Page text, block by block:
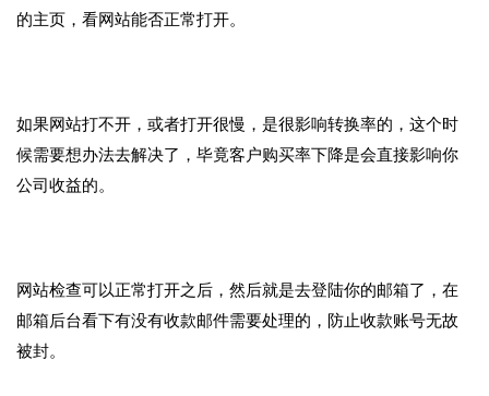
的主页，看网站能否正常打开。
如果网站打不开，或者打开很慢，是很影响转换率的，这个时
候需要想办法去解决了，毕竟客户购买率下降是会直接影响你
公司收益的。
网站检查可以正常打开之后，然后就是去登陆你的邮箱了，在
邮箱后台看下有没有收款邮件需要处理的，防止收款账号无故
被封。